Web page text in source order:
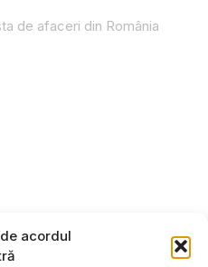
acordul
de afaceri din România